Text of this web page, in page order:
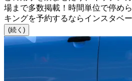
場まで多数掲載！時間単位で停め
キングを予約するならインスタベー
(続く)